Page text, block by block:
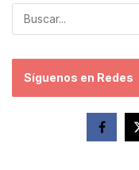
Síguenos en Redes